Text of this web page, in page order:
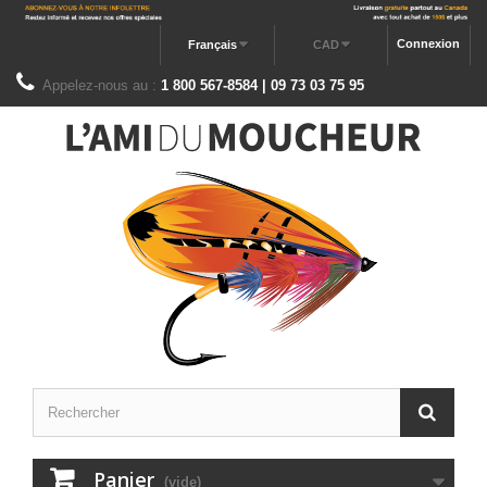
Connexion
CAD
Français
Appelez-nous au : 1 800 567-8584 | 09 73 03 75 95
Panier (vide)